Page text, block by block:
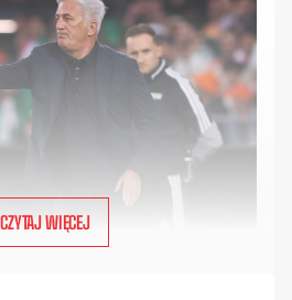
CZYTAJ WIĘCEJ